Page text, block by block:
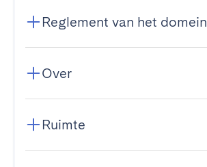
Reglement van het domein
Over
Ruimte